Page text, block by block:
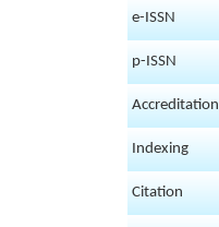
e-ISSN
p-ISSN
Accreditation
Indexing
Citation